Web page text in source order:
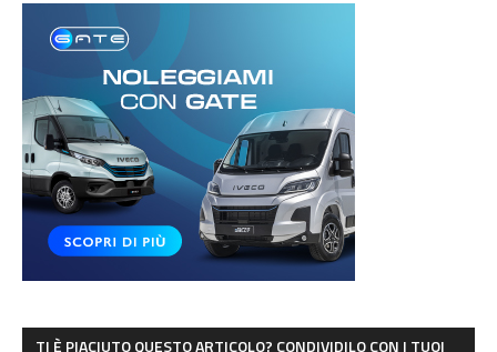
TI È PIACIUTO QUESTO ARTICOLO? CONDIVIDILO CON I TUOI